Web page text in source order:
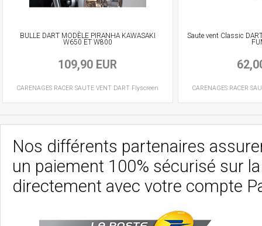
BULLE DART MODÈLE PIRANHA KAWASAKI
W650 ET W800
109,90 EUR
CARENAGES RACER SAUTE VENT DART Flyscreen
Saute vent Classic
CARENAGES RACER
Nos différents partenaires
un paiement 100% sécurisé sur
directement avec votre compte